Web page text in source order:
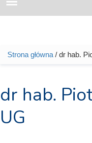
Jesteś tutaj
Strona główna / dr hab.
dr hab.
UG